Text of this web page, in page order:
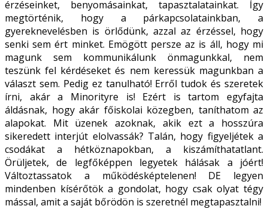
érzéseinket, benyomásainkat, tapasztalatainkat. Így
megtörténik, hogy a párkapcsolatainkban, a
gyereknevelésben is örlődünk, azzal az érzéssel, hogy
senki sem ért minket. Emögött persze az is áll, hogy mi
magunk sem kommunikálunk önmagunkkal, nem
teszünk fel kérdéseket és nem keressük magunkban a
választ sem. Pedig ez tanulható! Erről tudok és szeretek
írni, akár a Minorityre is! Ezért is tartom egyfajta
áldásnak, hogy akár főiskolai közegben, taníthatom az
alapokat. Mit üzenek azoknak, akik ezt a hosszúra
sikeredett interjút elolvassák? Talán, hogy figyeljétek a
csodákat a hétköznapokban, a kiszámíthatatlant.
Örüljetek, de legfőképpen legyetek hálásak a jóért!
Változtassatok a működésképtelenen! DE legyen
mindenben kísérőtök a gondolat, hogy csak olyat tégy
mással, amit a saját bőrödön is szeretnél megtapasztalni!